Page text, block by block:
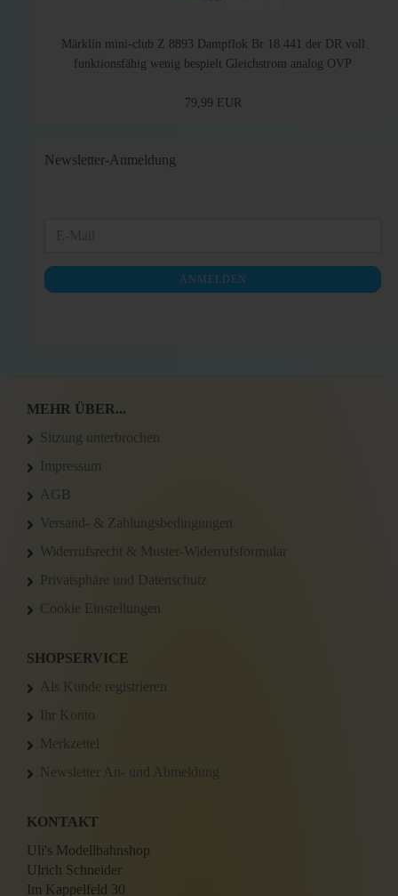
Märklin mini-club Z 8893 Dampflok Br 18 441 der DR voll
funktionsfähig wenig bespielt Gleichstrom analog OVP
79,99 EUR
Newsletter-Anmeldung
NEWSLETTER-
ANMELDUNG
ANMELDEN
MEHR ÜBER...
Sitzung unterbrochen
Impressum
AGB
Versand- & Zahlungsbedingungen
Widerrufsrecht & Muster-Widerrufsformular
Privatsphäre und Datenschutz
Cookie Einstellungen
SHOPSERVICE
Als Kunde registrieren
Ihr Konto
Merkzettel
Newsletter An- und Abmeldung
KONTAKT
Uli's Modellbahnshop
Ulrich Schneider
Im Kappelfeld 30